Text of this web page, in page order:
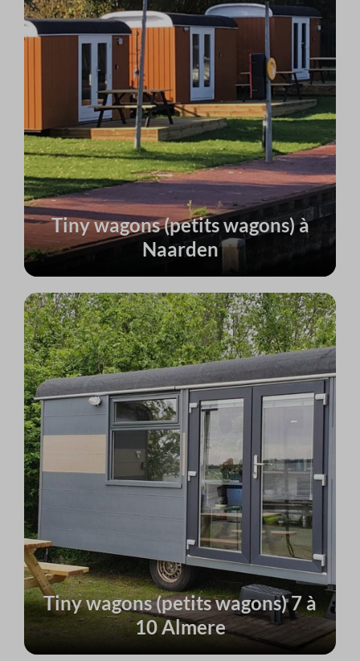
Tiny wagons (petits wagons) à
Naarden
Tiny wagons (petits wagons) 7 à
10 Almere